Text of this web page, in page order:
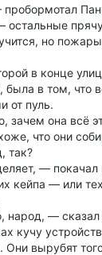
остальные
но пожары
в конце
в том, что
от пуль.
она всё
что они
так?
—
кейпа — или
— сказал
кучу
вырубят